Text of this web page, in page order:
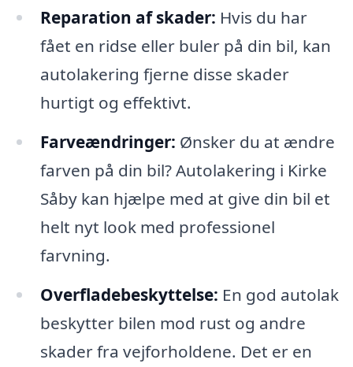
Reparation af skader: Hvis du har
fået en ridse eller buler på din bil, kan
autolakering fjerne disse skader
hurtigt og effektivt.
Farveændringer: Ønsker du at ændre
farven på din bil? Autolakering i Kirke
Såby kan hjælpe med at give din bil et
helt nyt look med professionel
farvning.
Overfladebeskyttelse: En god autolak
beskytter bilen mod rust og andre
skader fra vejforholdene. Det er en